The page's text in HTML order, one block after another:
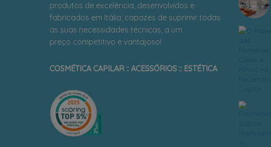
produtos de excelência, desenvolvidos e
fabricados em Itália, capazes de suprimir todas
as suas necessidades técnicas, a um
preço competitivo e vantajoso!
COSMÉTICA CAPILAR :: ACESSÓRIOS :: ESTÉTICA